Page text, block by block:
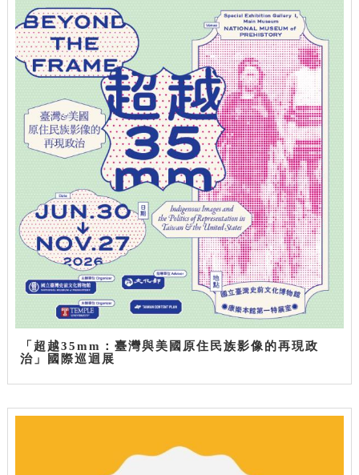
「超越35mm：臺灣與美國原住民族影像的再現政
治」國際巡迴展